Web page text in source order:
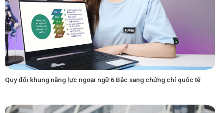
Quy đổi khung năng lực ngoại ngữ 6 Bậc sang chứng chỉ quốc tế